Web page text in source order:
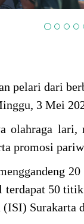
pelari dari
3 Mei
olahraga lari,
promosi
terdapat 50
Surakarta